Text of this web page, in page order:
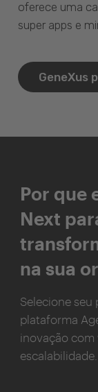
oferece uma
super apps e
GeneXus
Por que
Next
na sua
Selecione seu
plataforma
inovação
escalabilidade.